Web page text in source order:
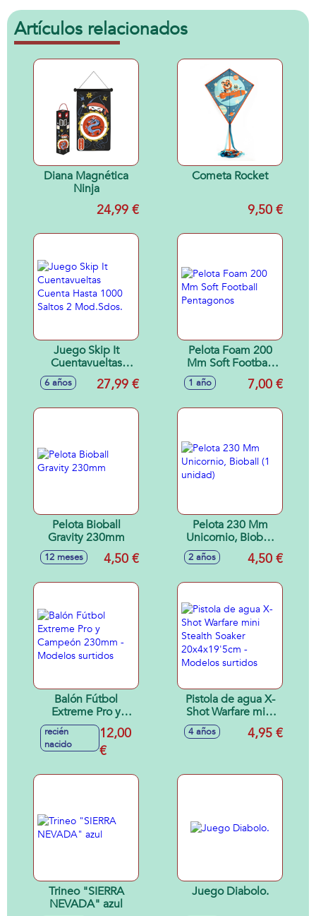
Artículos relacionados
Diana Magnética
Ninja
24,99 €
Cometa Rocket
9,50 €
Juego Skip It
Cuentavueltas
Cuenta Hasta 1000
Saltos 2 Mod.Sdos.
6 años 27,99 €
Pelota Foam 200
Mm Soft Football
Pentagonos
1 año 7,00 €
Pelota Bioball
Gravity 230mm
12 meses 4,50 €
Pelota 230 Mm
Unicornio, Bioball
(1 unidad)
2 años 4,50 €
Balón Fútbol
Extreme Pro y
Campeón 230mm -
Modelos surtidos
recién
nacido
12,00
€
Pistola de agua X-
Shot Warfare mini
Stealth Soaker
20x4x19'5cm -
4 años 4,95 €
Trineo "SIERRA
NEVADA" azul
Juego Diabolo.